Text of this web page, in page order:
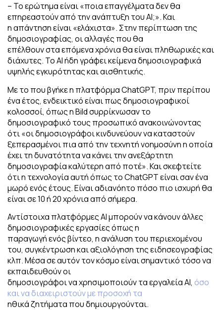
– Το ερώτημα είναι «ποια επαγγέλματα δεν θα
επηρεαστούν από την ανάπτυξη του ΑΙ;». Και
η απάντηση είναι «ελάχιστα». Στην περίπτωση της
δημοσιογραφίας, οι αλλαγές που θα
επέλθουν στα επόμενα χρόνια θα είναι πληθωρικές και
διάχυτες. Το ΑΙ ήδη γράφει κείμενα δημοσιογραφικά
υψηλής εγκυρότητας και αισθητικής.
Με το που βγήκε η πλατφόρμα ChatGPT, πριν περίπου
ένα έτος, ενδεικτικό είναι πως δημοσιογραφικοί
κολοσσοί, όπως η Bild συρρίκνωσαν το
δημοσιογραφικό τους προσωπικό ανακοινώνοντας
ότι «οι δημοσιογράφοι κινδυνεύουν να καταστούν
ξεπερασμένοι πια από την τεχνητή νοημοσύνη η οποία
έχει τη δυνατότητα να κάνει την ανεξάρτητη
δημοσιογραφία καλύτερη από ποτέ». Και σκεφτείτε
ότι η τεχνολογία αυτή όπως το ChatGPT είναι σαν ένα
μωρό ενός έτους. Είναι αδιανόητο πόσο πιο ισχυρή θα
είναι σε 10 ή 20 χρόνια από σήμερα.
Αντίστοιχα πλατφόρμες ΑΙ μπορούν να κάνουν άλλες
δημοσιογραφικές εργασίες όπως η
παραγωγή ενός βίντεο, η ανάλυση του περιεχομένου
του, συγκέντρωση και αξιολόγηση της ειδησεογραφίας
κλπ. Μέσα σε αυτόν τον κόσμο είναι σημαντικό τόσο να
εκπαιδευθούν οι
δημοσιογράφοι να χρησιμοποιούν τα εργαλεία ΑΙ, όσο
και να διαχειριστούν με προσοχή τα
ηθικά ζητήματα που δημιουργούνται.